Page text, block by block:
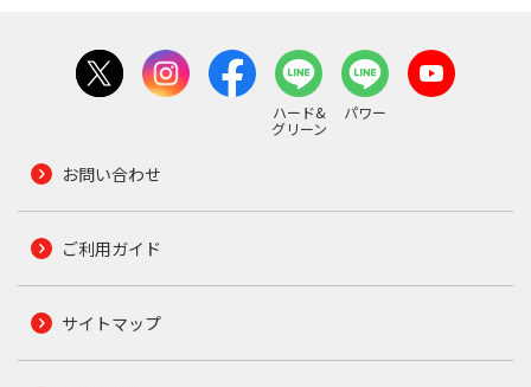
ハード&
グリーン
パワー
お問い合わせ
ご利用ガイド
サイトマップ